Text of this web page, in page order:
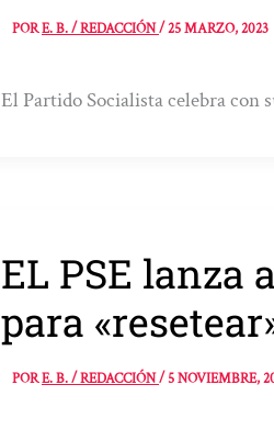
PORE. B. / REDACCIÓN/25 MARZO, 2023
El Partido Socialista celebra con
EL PSE lanza
para
PORE. B. / REDACCIÓN/5 NOVIEMBRE,